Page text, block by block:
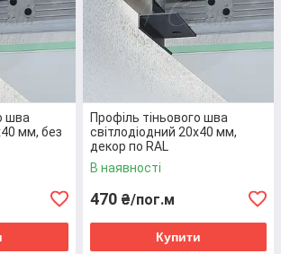
алюмінію.
наш сервiс?
на сайті або по телефону
шва
мм, без
Профіль тіньового шва
світлодіодний 20х40 мм,
декор по RAL
В наявності
470 ₴/пог.м
Купити